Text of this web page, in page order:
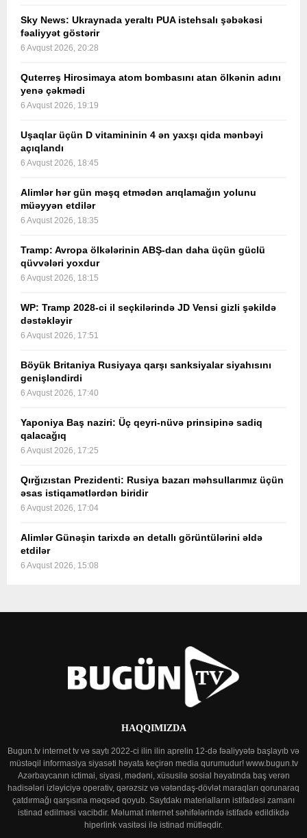
Sky News: Ukraynada yeraltı PUA istehsalı şəbəkəsi
fəaliyyət göstərir
6 Avqust 2026, 20:28
Quterreş Hirosimaya atom bombasını atan ölkənin adını
yenə çəkmədi
6 Avqust 2026, 19:19
Uşaqlar üçün D vitamininin 4 ən yaxşı qida mənbəyi
açıqlandı
6 Avqust 2026, 18:45
Alimlər hər gün məşq etmədən arıqlamağın yolunu
müəyyən etdilər
6 Avqust 2026, 18:35
Tramp: Avropa ölkələrinin ABŞ-dan daha üçün güclü
qüvvələri yoxdur
6 Avqust 2026, 18:15
WP: Tramp 2028-ci il seçkilərində JD Vensi gizli şəkildə
dəstəkləyir
6 Avqust 2026, 17:51
Böyük Britaniya Rusiyaya qarşı sanksiyalar siyahısını
genişləndirdi
6 Avqust 2026, 17:40
Yaponiya Baş naziri: Üç qeyri-nüvə prinsipinə sadiq
qalacağıq
6 Avqust 2026, 17:25
Qırğızıstan Prezidenti: Rusiya bazarı məhsullarımız üçün
əsas istiqamətlərdən biridir
6 Avqust 2026, 17:04
Alimlər Günəşin tarixdə ən detallı görüntülərini əldə
etdilər
6 Avqust 2026, 15:08
HAQQIMIZDA
Bugun.tv internet tv və saytı 2022-ci ilin ilin aprelin 12-də fəaliyyətə başlayıb və
müstəqil informasiya siyasəti həyata keçirən media qurumudur! www.bugun.tv
Azərbaycanın ictimai, siyasi, mədəni, xüsusilə sosial həyatında baş verən
hadisələri izləyiciyə operativ, qərəzsiz və vətəndaş-dövlət maraqları qorunaraq
çatdırmağı qarşısına məqsəd qoyub. Saytdakı materialların istifadəsi zamanı
istinad edilməsi vacibdir. Məlumat internet səhifələrində istifadə edildikdə
hiperlink vasitəsi ilə istinad mütləqdir.